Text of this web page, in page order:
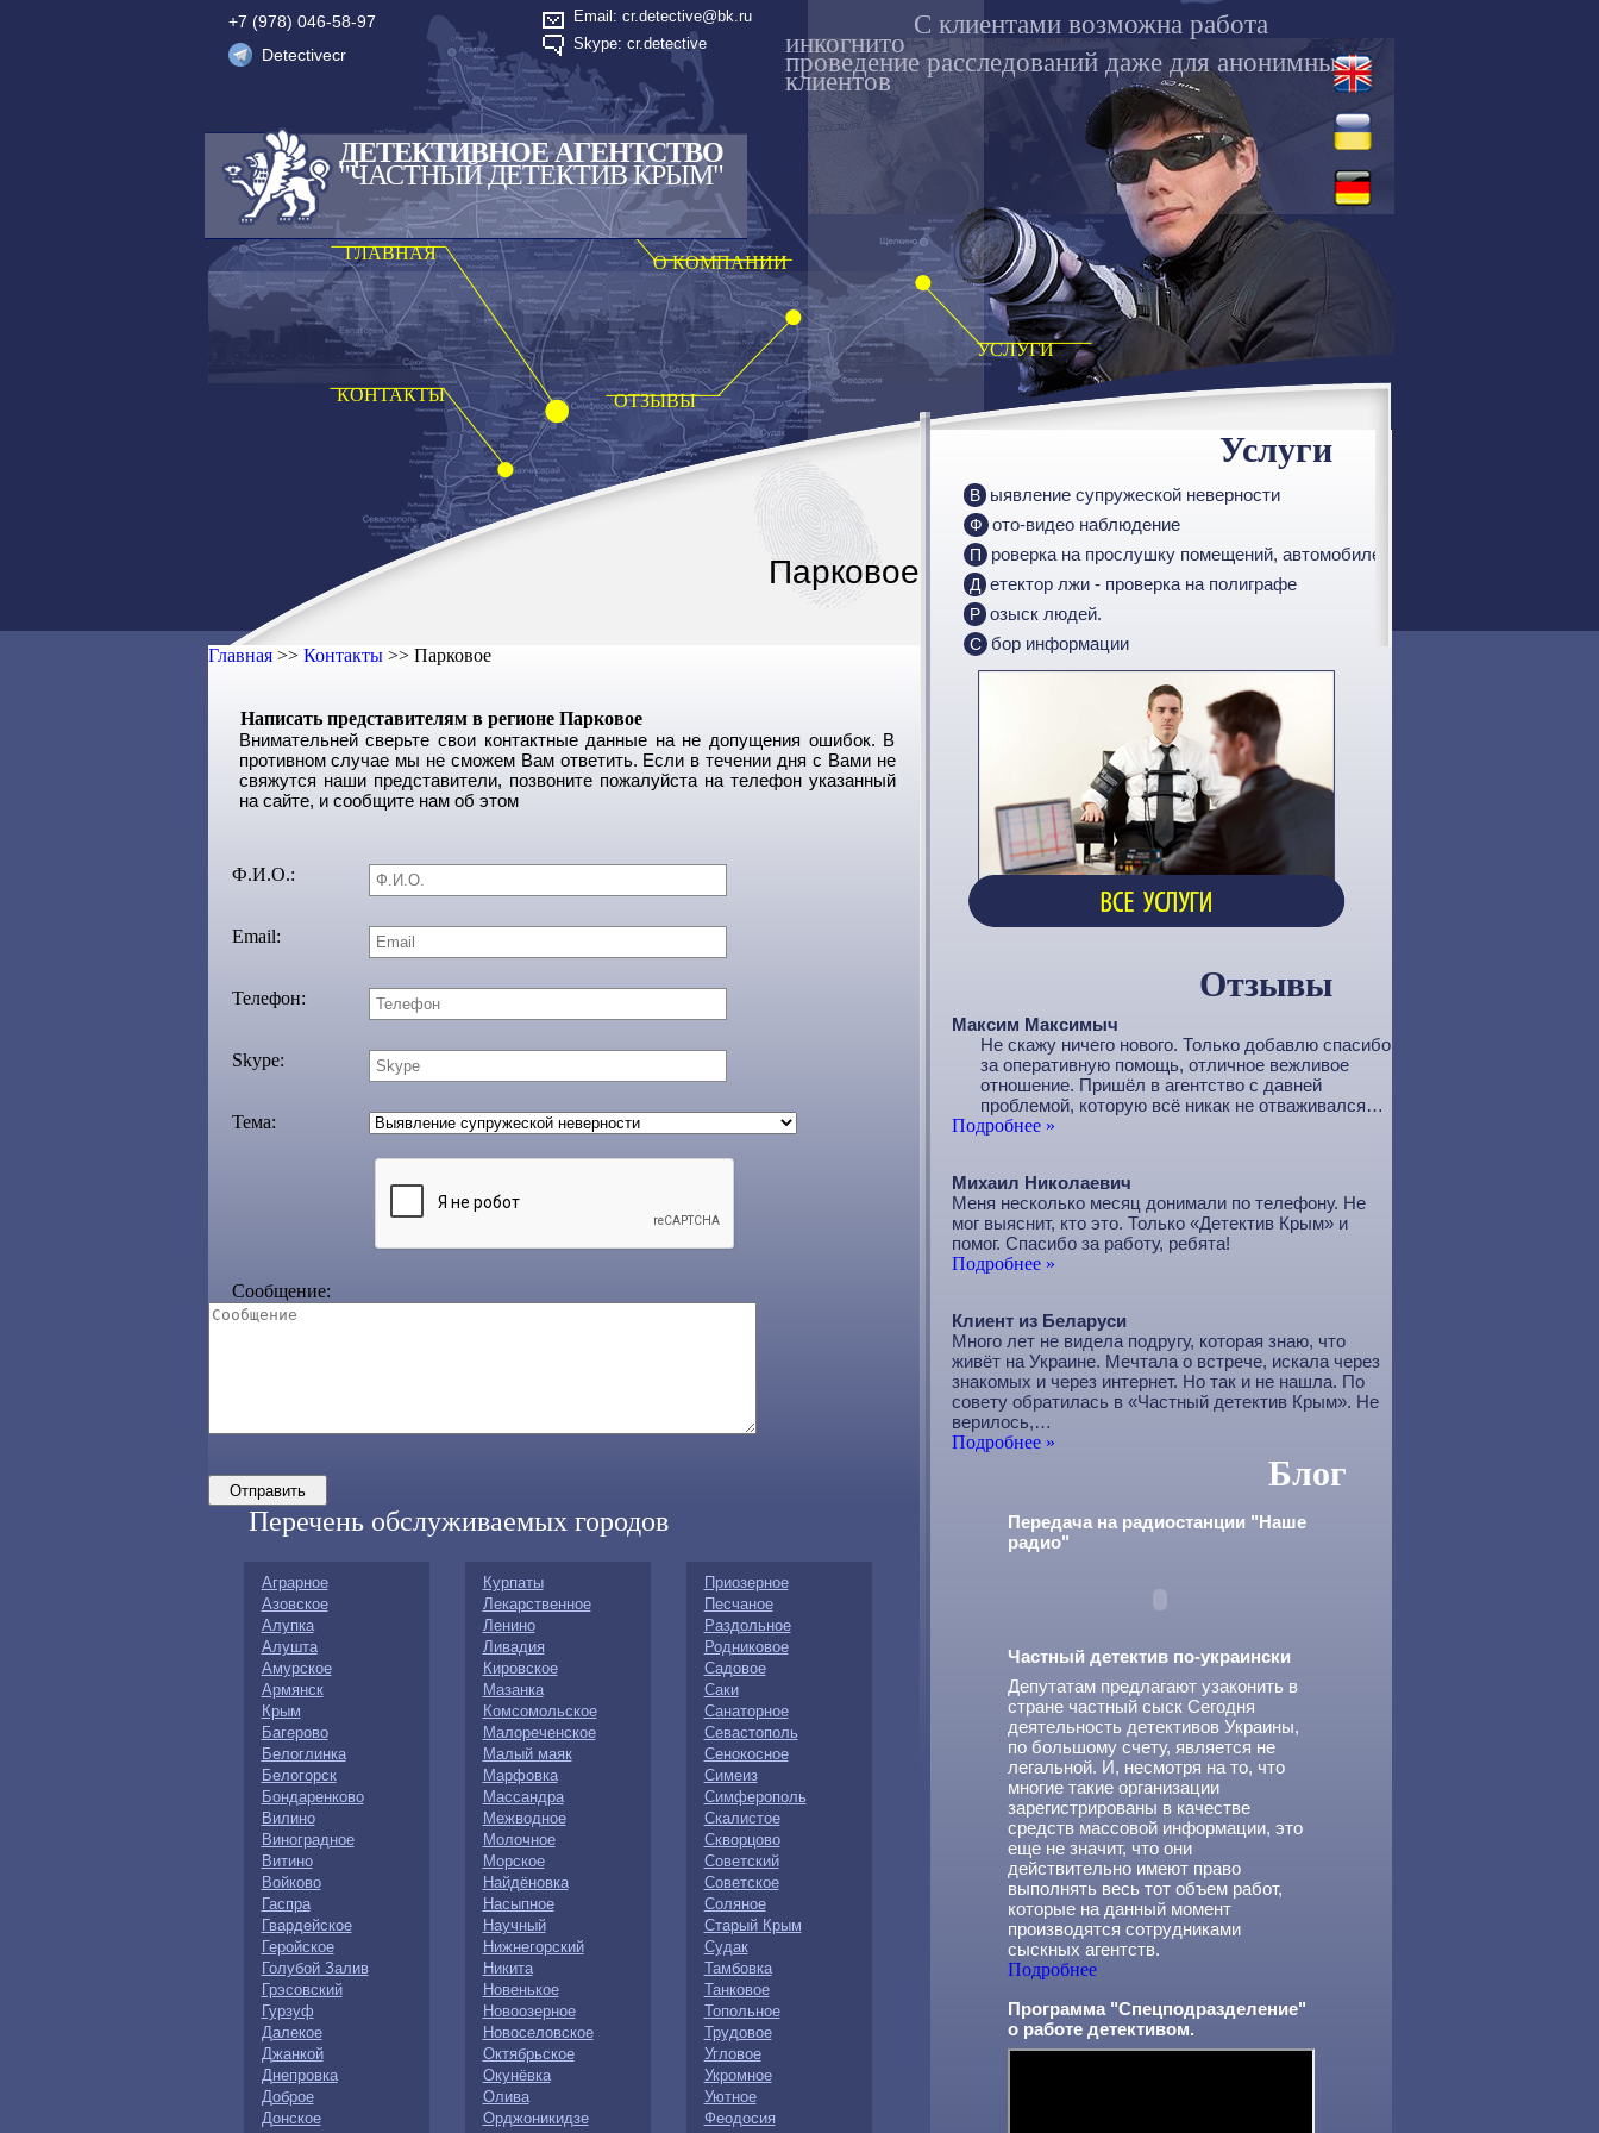
+7 (978) 046-58-97
Detectivecr
Email: cr.detective@bk.ru
Skype: cr.detective
ДЕТЕКТИВНОЕ АГЕНТСТВО
"ЧАСТНЫЙ ДЕТЕКТИВ КРЫМ"
C клиентами возможна работа
инкогнито
проведение расследований даже для анонимных
клиентов
ГЛАВНАЯ О КОМПАНИИ
УСЛУГИ
КОНТАКТЫ ОТЗЫВЫ
Парковое
Главная>> Контакты>> Парковое
Написать представителям в регионе Парковое
Внимательней сверьте свои контактные данные на не допущения ошибок. В
противном случае мы не сможем Вам ответить. Если в течении дня с Вами не
свяжутся наши представители, позвоните пожалуйста на телефон указанный
на сайте, и сообщите нам об этом
Ф.И.О.:
Email:
Телефон:
Skype:
Тема:
Сообщение:
Перечень обслуживаемых городов
Аграрное
Азовское
Алупка
Алушта
Амурское
Армянск
Крым
Багерово
Белоглинка
Белогорск
Бондаренково
Вилино
Виноградное
Витино
Войково
Гаспра
Гвардейское
Геройское
Голубой Залив
Грэсовский
Гурзуф
Далекое
Джанкой
Днепровка
Доброе
Донское
Курпаты
Лекарственное
Ленино
Ливадия
Кировское
Мазанка
Комсомольское
Малореченское
Малый маяк
Марфовка
Массандра
Межводное
Молочное
Морское
Найдёновка
Насыпное
Научный
Нижнегорский
Никита
Новенькое
Новоозерное
Новоселовское
Октябрьское
Окунёвка
Олива
Орджоникидзе
Приозерное
Песчаное
Раздольное
Родниковое
Садовое
Саки
Санаторное
Севастополь
Сенокосное
Симеиз
Симферополь
Скалистое
Скворцово
Советский
Советское
Соляное
Старый Крым
Судак
Тамбовка
Танковое
Топольное
Трудовое
Угловое
Укромное
Уютное
Феодосия
Услуги
Выявление супружеской неверности
Фото-видео наблюдение
Проверка на прослушку помещений, автомобилей
Детектор лжи - проверка на полиграфе
Розыск людей.
Сбор информации
Отзывы
Максим Максимыч
Не скажу ничего нового. Только добавлю спасибо
за оперативную помощь, отличное вежливое
отношение. Пришёл в агентство с давней
проблемой, которую всё никак не отваживался…
Подробнее »
Михаил Николаевич
Меня несколько месяц донимали по телефону. Не
мог выяснит, кто это. Только «Детектив Крым» и
помог. Спасибо за работу, ребята!
Подробнее »
Клиент из Беларуси
Много лет не видела подругу, которая знаю, что
живёт на Украине. Мечтала о встрече, искала через
знакомых и через интернет. Но так и не нашла. По
совету обратилась в «Частный детектив Крым». Не
верилось,…
Подробнее »
Блог
Передача на радиостанции "Наше
радио"
Частный детектив по-украински
Депутатам предлагают узаконить в
стране частный сыск Сегодня
деятельность детективов Украины,
по большому счету, является не
легальной. И, несмотря на то, что
многие такие организации
зарегистрированы в качестве
средств массовой информации, это
еще не значит, что они
действительно имеют право
выполнять весь тот объем работ,
которые на данный момент
производятся сотрудниками
сыскных агентств.
Подробнее
Программа "Спецподразделение"
о работе детективом.